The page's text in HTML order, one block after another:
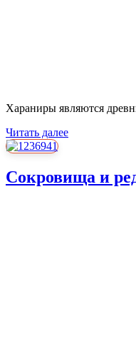
Хараниры являются
Читать далее
Сокровища и